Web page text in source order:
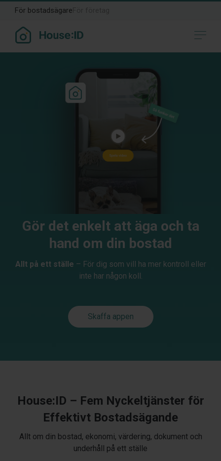
För bostadsägare
Gör det enkelt att äga och ta
hand om din bostad
Allt på ett ställe – För dig som vill ha mer kontroll eller
inte har någon koll.
Skaffa appen
House:ID – Fem Nyckeltjänster för
Effektivt Bostadsägande
Allt om din bostad, ekonomi, värdering, dokument och
underhåll på ett ställe